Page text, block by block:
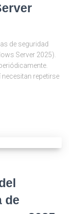
de seguridad
Server 2025).
repetirse
de